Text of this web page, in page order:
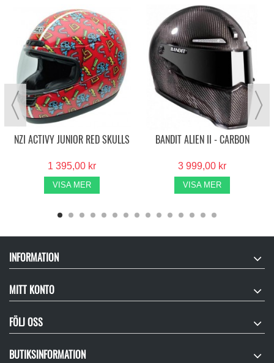
NZI ACTIVY JUNIOR RED SKULLS
1 395,00 kr
VISA MER
BANDIT ALIEN II - CARBON
3 999,00 kr
VISA MER
INFORMATION
MITT KONTO
FÖLJ OSS
BUTIKSINFORMATION